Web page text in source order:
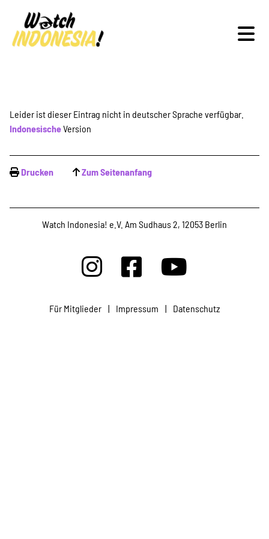
Schwerpunkte
Veranstaltungen
Publikationen
Projekte
Leider ist dieser Eintrag nicht in deutscher Sprache verfügbar.
IndonesischeVersion
Drucken Zum Seitenanfang
Watch Indonesia! e.V. Am Sudhaus 2, 12053 Berlin
Für Mitglieder | Impressum | Datenschutz